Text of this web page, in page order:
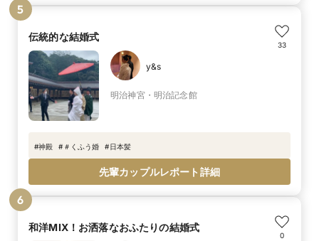
5
伝統的な結婚式
33
y&s
明治神宮・明治記念館
#神殿 # ＃くふう婚 #日本髪
先輩カップルレポート詳細
6
和洋MIX！お洒落なおふたりの結婚式
0